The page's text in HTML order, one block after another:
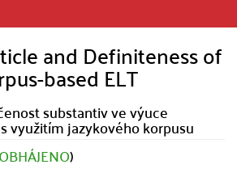
and Definiteness of
based ELT
substantiv ve výuce
využitím jazykového korpusu
OBHÁJENO)